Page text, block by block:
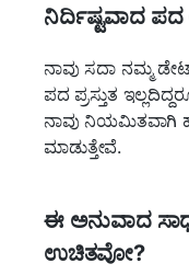
ನಿರ್ದಿಷ್ಟವಾದ ಪದ
ನಾವು ಸದಾ ನಮ್ಮ
ಪದ ಪ್ರಸ್ತುತ
ನಾವು ನಿಯಮಿತವಾಗಿ
ಮಾಡುತ್ತೇವೆ.
ಈ ಅನುವಾದ
ಉಚಿತವೋ?